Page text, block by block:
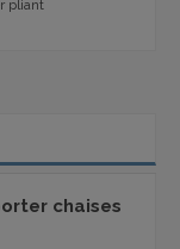
pliant
chaises